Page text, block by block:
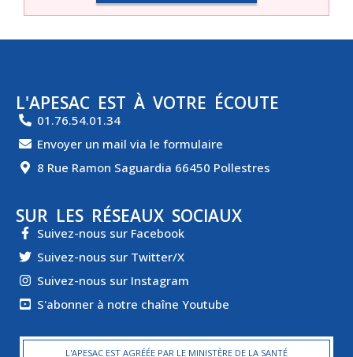
L'APESAC EST À VOTRE ÉCOUTE
01.76.54.01.34
Envoyer un mail via le formulaire
8 Rue Ramon Saguardia 66450 Pollestres
SUR LES RÉSEAUX SOCIAUX
Suivez-nous sur Facebook
Suivez-nous sur Twitter/X
Suivez-nous sur Instagram
S'abonner à notre chaîne Youtube
L'APESAC EST AGRÉÉE PAR LE MINISTÈRE DE LA SANTÉ